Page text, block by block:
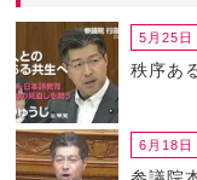
5月25日
秩序あ
6月18日